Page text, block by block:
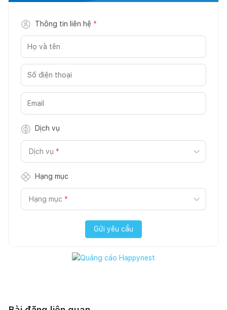
Thông tin liên hệ *
Dịch vụ
Dịch vụ *
Hạng mục
Hạng mục *
Gửi yêu cầu